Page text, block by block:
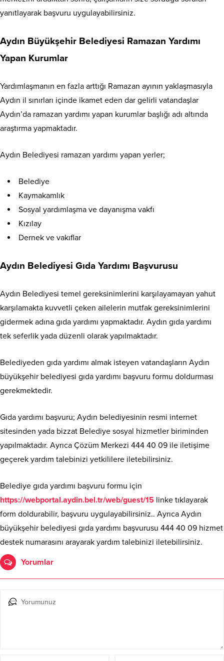
yanıtlayarak başvuru uygulayabilirsiniz.
Aydın Büyükşehir Belediyesi Ramazan Yardımı
Yapan Kurumlar
Yardımlaşmanın en fazla arttığı Ramazan ayının yaklaşmasıyla
Aydın il sınırları içinde ikamet eden dar gelirli vatandaşlar
Aydın’da ramazan yardımı yapan kurumlar başlığı adı altında
araştırma yapmaktadır.
Aydın Belediyesi ramazan yardımı yapan yerler;
Belediye
Kaymakamlık
Sosyal yardımlaşma ve dayanışma vakfı
Kızılay
Dernek ve vakıflar
Aydın Belediyesi Gıda Yardımı Başvurusu
Aydın Belediyesi temel gereksinimlerini karşılayamayan yahut
karşılamakta kuvvetli çeken ailelerin mutfak gereksinimlerini
gidermek adına gıda yardımı yapmaktadır. Aydın gıda yardımı
tek seferlik yada düzenli olarak yapılmaktadır.
Belediyeden gıda yardımı almak isteyen vatandaşların Aydın
büyükşehir belediyesi gıda yardımı başvuru formu doldurması
gerekmektedir.
Gıda yardımı başvuru; Aydın belediyesinin resmi internet
sitesinden yada bizzat Belediye sosyal hizmetler biriminden
yapılmaktadır. Ayrıca Çözüm Merkezi 444 40 09 ile iletişime
geçerek yardım talebinizi yetkililere iletebilirsiniz.
Belediye gıda yardımı başvuru formu için
https://webportal.aydin.bel.tr/web/guest/15 linke tıklayarak
form doldurabilir, başvuru uygulayabilirsiniz.. Ayrıca Aydın
büyükşehir belediyesi gıda yardımı başvurusu 444 40 09 hizmet
destek numarasını arayarak yardım talebinizi iletebilirsiniz.
Yorumlar